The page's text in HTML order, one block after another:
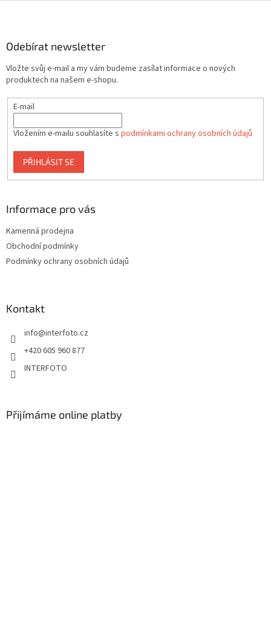
Odebírat newsletter
Vložte svůj e-mail a my vám budeme zasílat informace o nových
produktech na našem e-shopu.
E-mail
Vložením e-mailu souhlasíte s podmínkami ochrany osobních údajů
PŘIHLÁSIT SE
Informace pro vás
Kamenná prodejna
Obchodní podmínky
Podmínky ochrany osobních údajů
Kontakt
info@interfoto.cz
+420 605 960 877
INTERFOTO
Přijímáme online platby